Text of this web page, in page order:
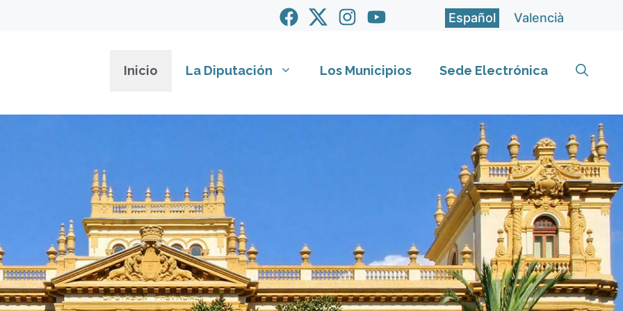
Español Valencià
Inicio La Diputación Los Municipios Sede Electrónica